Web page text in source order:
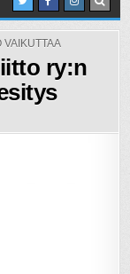
VAIKUTTAA
ry:n